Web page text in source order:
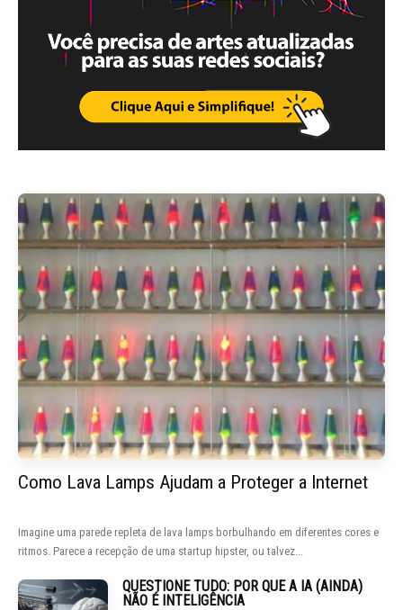
Como Lava Lamps Ajudam a Proteger a Internet
Imagine uma parede repleta de lava lamps borbulhando em diferentes cores e
ritmos. Parece a recepção de uma startup hipster, ou talvez...
QUESTIONE TUDO: POR QUE A IA (AINDA)
NÃO É INTELIGÊNCIA